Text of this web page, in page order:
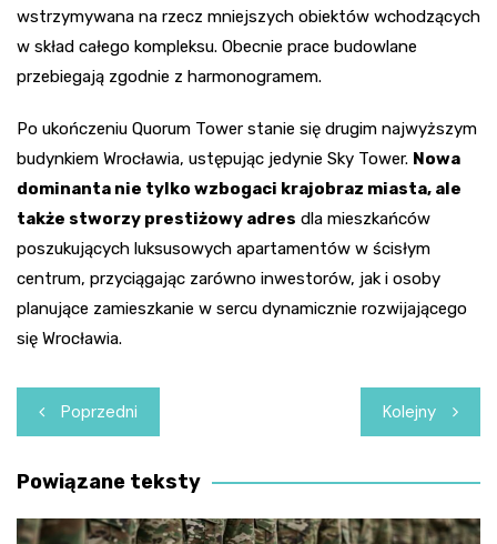
wstrzymywana na rzecz mniejszych obiektów wchodzących
w skład całego kompleksu. Obecnie prace budowlane
przebiegają zgodnie z harmonogramem.
Po ukończeniu Quorum Tower stanie się drugim najwyższym
budynkiem Wrocławia, ustępując jedynie Sky Tower. Nowa
dominanta nie tylko wzbogaci krajobraz miasta, ale
także stworzy prestiżowy adres dla mieszkańców
poszukujących luksusowych apartamentów w ścisłym
centrum, przyciągając zarówno inwestorów, jak i osoby
planujące zamieszkanie w sercu dynamicznie rozwijającego
się Wrocławia.
Nawigacja
wpisu
Poprzedni Kolejny
Powiązane teksty